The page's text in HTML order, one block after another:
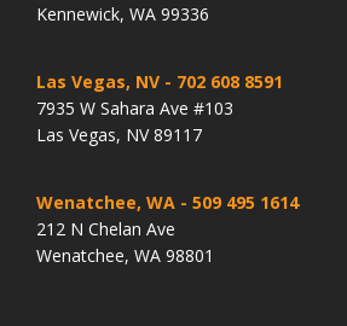
Kennewick, WA 99336
Las Vegas, NV - 702 608 8591
7935 W Sahara Ave #103
Las Vegas, NV 89117
Wenatchee, WA - 509 495 1614
212 N Chelan Ave
Wenatchee, WA 98801